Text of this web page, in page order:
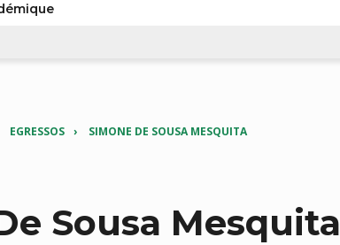
EGRESSOS SIMONE DE SOUSA MESQUITA
Sousa Mesquita